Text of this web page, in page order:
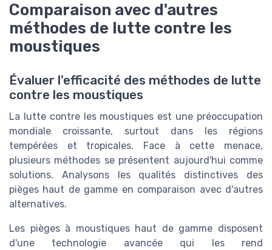
Comparaison avec d'autres
méthodes de lutte contre les
moustiques
Évaluer l'efficacité des méthodes de lutte
contre les moustiques
La lutte contre les moustiques est une préoccupation
mondiale croissante, surtout dans les régions
tempérées et tropicales. Face à cette menace,
plusieurs méthodes se présentent aujourd'hui comme
solutions. Analysons les qualités distinctives des
pièges haut de gamme en comparaison avec d'autres
alternatives.
Les pièges à moustiques haut de gamme disposent
d'une technologie avancée qui les rend